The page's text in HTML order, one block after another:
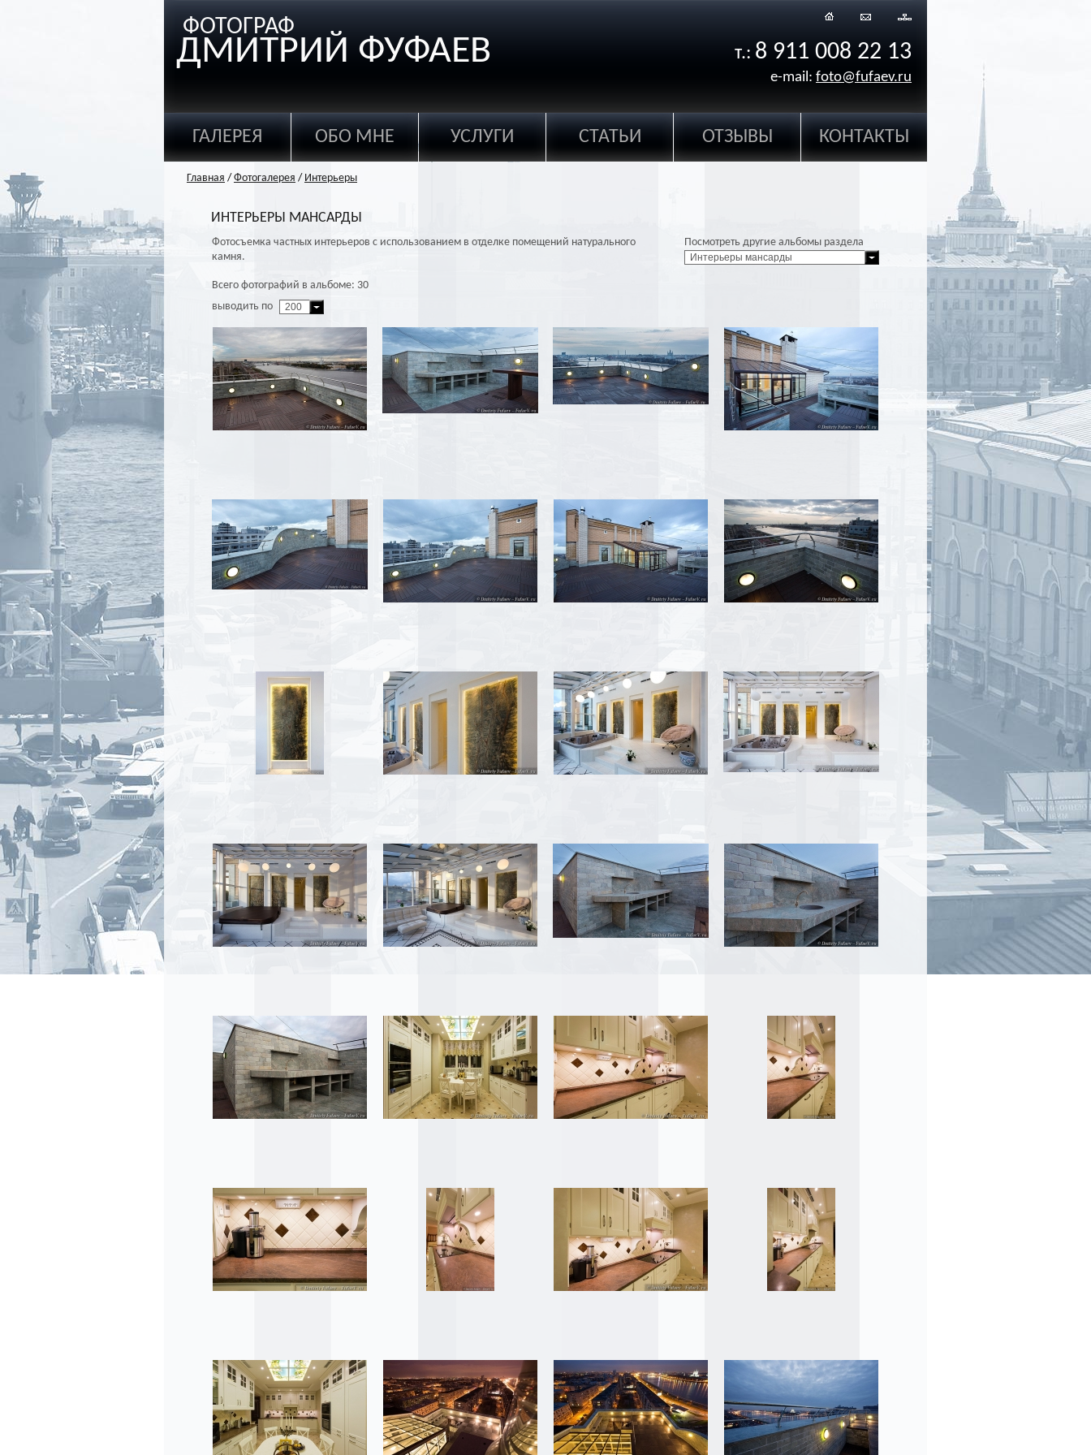
ФОТОГРАФ
ДМИТРИЙ ФУФАЕВ т.: 8 911 008 22 13
e-mail: foto@fufaev.ru
ГАЛЕРЕЯ ОБО МНЕ УСЛУГИ СТАТЬИ ОТЗЫВЫ КОНТАКТЫ
Главная / Фотогалерея / Интерьеры
ИНТЕРЬЕРЫ МАНСАРДЫ
Фотосъемка частных интерьеров с использованием в отделке помещений натурального
камня.
Всего фотографий в альбоме: 30
выводить по
200
Посмотреть другие альбомы раздела
Интерьеры мансарды